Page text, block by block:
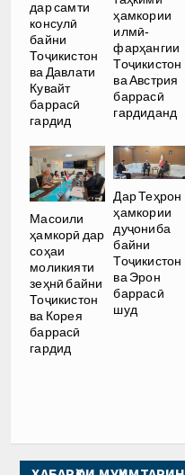
дар самти
консулӣ
байни
Тоҷикистон
ва Давлати
Кувайт
баррасӣ
гардид
ҳамкории
илмӣ-
фарҳангии
Тоҷикистон
ва Австрия
баррасӣ
гардиданд
Масоили
ҳамкорӣ дар
соҳаи
моликияти
зеҳнӣ байни
Тоҷикистон
ва Корея
баррасӣ
гардид
Дар Теҳрон
ҳамкории
дуҷониба
байни
Тоҷикистон
ва Эрон
баррасӣ
шуд